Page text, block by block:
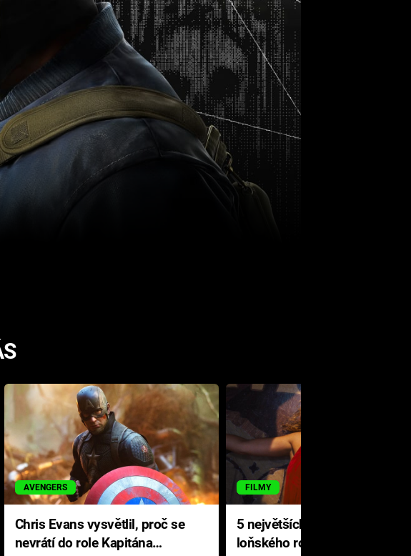
AVENGERS
Chris Evans vysvětlil, proč se
nevrátí do role Kapitána
FILMY
5 největších propadáků
loňského roku: Disney na